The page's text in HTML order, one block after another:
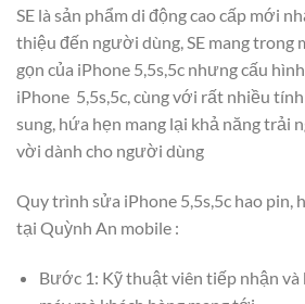
SE là sản phẩm di động cao cấp mới
thiệu đến người dùng, SE mang trong
gọn của iPhone 5,5s,5c nhưng cấu
iPhone 5,5s,5c, cùng với rất nhiều
sung, hứa hẹn mang lại khả năng trải
vời dành cho người dùng
Quy trình sửa iPhone 5,5s,5c hao pin,
tại Quỳnh An mobile :
Bước 1: Kỹ thuật viên tiếp nhận